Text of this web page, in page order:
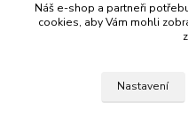
info@privlacvlasim.cz
Náš e-shop a partneři
cookies, aby Vám mohli
Nastavení